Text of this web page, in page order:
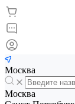
Москва
Москва